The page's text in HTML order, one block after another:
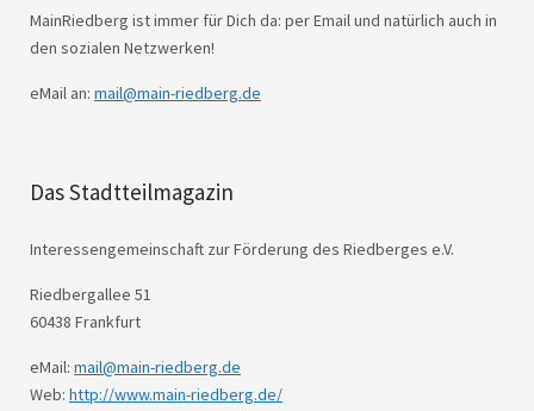
MainRiedberg ist immer für Dich da: per Email und natürlich auch in
den sozialen Netzwerken!
eMail an: mail@main-riedberg.de
Das Stadtteilmagazin
Interessengemeinschaft zur Förderung des Riedberges e.V.
Riedbergallee 51
60438 Frankfurt
eMail: mail@main-riedberg.de
Web: http://www.main-riedberg.de/